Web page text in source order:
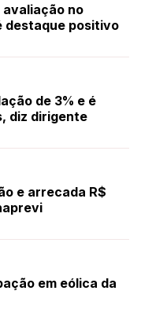
avaliação no
destaque positivo
de 3% e é
diz dirigente
e arrecada R$
em eólica da